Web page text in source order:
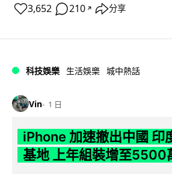
3,652 210 ↗ 分享
科技娛樂 生活娛樂 城中熱話
Vin 1 日
iPhone 加速撤出中國 印
基地 上年組裝增至5500